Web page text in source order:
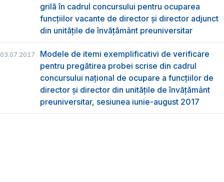
grilă în cadrul concursului pentru ocuparea
funcțiilor vacante de director și director adjunct
din unitățile de învățământ preuniversitar
03.07.2017
Modele de itemi exemplificativi de verificare
pentru pregătirea probei scrise din cadrul
concursului naţional de ocupare a funcţiilor de
director şi director din unităţile de învăţământ
preuniversitar, sesiunea iunie-august 2017